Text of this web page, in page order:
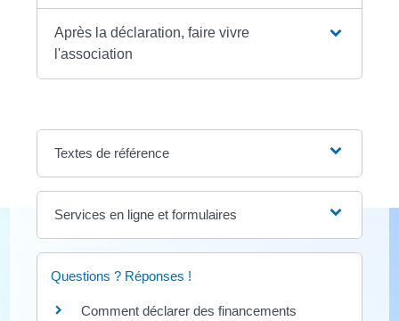
Après la déclaration, faire vivre
l'association
Textes de référence
Services en ligne et formulaires
Questions ? Réponses !
Comment déclarer des financements